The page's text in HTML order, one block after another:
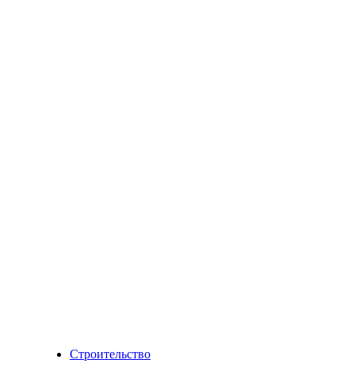
Строительство